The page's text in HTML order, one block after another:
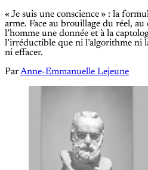
« Je suis une conscience » : la
arme. Face au brouillage du réel,
l’homme une donnée et à la
l’irréductible que ni l’algorithme ni
ni effacer.
ParAnne-Emmanuelle Lejeune